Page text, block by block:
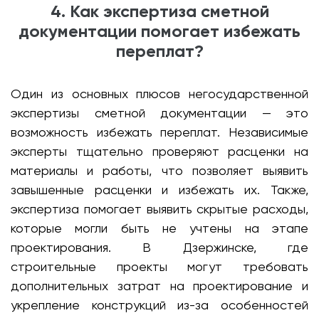
4. Как экспертиза сметной
документации помогает избежать
переплат?
Один из основных плюсов негосударственной
экспертизы сметной документации — это
возможность избежать переплат. Независимые
эксперты тщательно проверяют расценки на
материалы и работы, что позволяет выявить
завышенные расценки и избежать их. Также,
экспертиза помогает выявить скрытые расходы,
которые могли быть не учтены на этапе
проектирования. В Дзержинске, где
строительные проекты могут требовать
дополнительных затрат на проектирование и
укрепление конструкций из-за особенностей